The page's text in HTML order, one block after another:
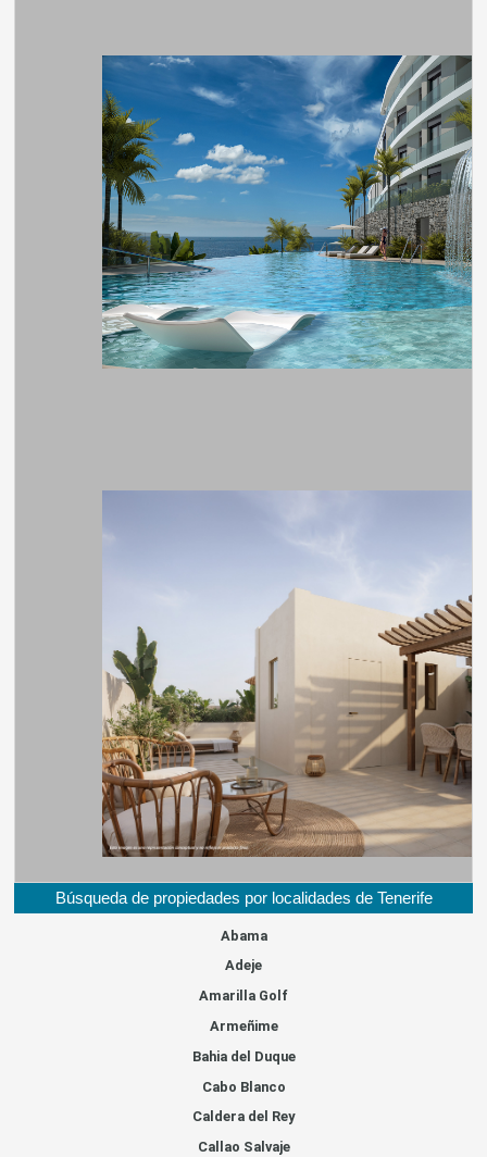
Búsqueda de propiedades por localidades de Tenerife
Abama
Adeje
Amarilla Golf
Armeñime
Bahia del Duque
Cabo Blanco
Caldera del Rey
Callao Salvaje